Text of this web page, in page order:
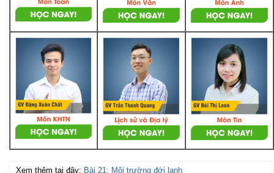
Xem thêm tại đây: Bài 21: Môi trường đới lạnh